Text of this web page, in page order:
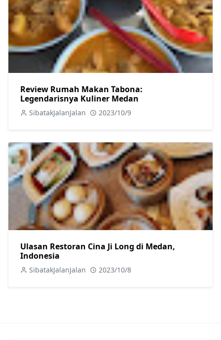
Review Rumah Makan Tabona:
Legendarisnya Kuliner Medan
SibatakJalanJalan 2023/10/9
Ulasan Restoran Cina Ji Long di Medan,
Indonesia
SibatakJalanJalan 2023/10/8